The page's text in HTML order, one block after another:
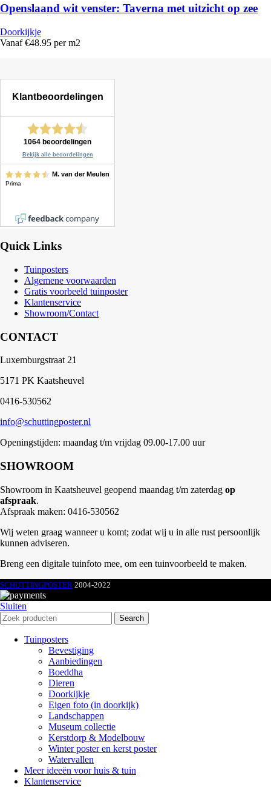
Openslaand wit venster: Taverna met uitzicht op zee
Doorkijkje
Vanaf €48.95 per m2
Quick Links
Tuinposters
Algemene voorwaarden
Gratis voorbeeld tuinposter
Klantenservice
Showroom/Contact
CONTACT
Luxemburgstraat 21
5171 PK Kaatsheuvel
0416-530562
info@schuttingposter.nl
Openingstijden: maandag t/m vrijdag 09.00-17.00 uur
SHOWROOM
Showroom in Kaatsheuvel geopend maandag t/m zaterdag op
afspraak.
Afspraak maken: 0416-530562
Wij weten graag wanneer u komt; zodat wij u in alle rust persoonlijk
kunnen adviseren.
Breng een digitale tuinfoto mee, om een tuinvoorbeeld te maken.
SCHUTTINGPOSTER 2004-2022
Sluiten
Search
Tuinposters
Bevestiging
Aanbiedingen
Boeddha
Dieren
Doorkijkje
Eigen foto (in doorkijk)
Landschappen
Museum collectie
Kerstdorp & Modelbouw
Winter poster en kerst poster
Watervallen
Meer ideeën voor huis & tuin
Klantenservice